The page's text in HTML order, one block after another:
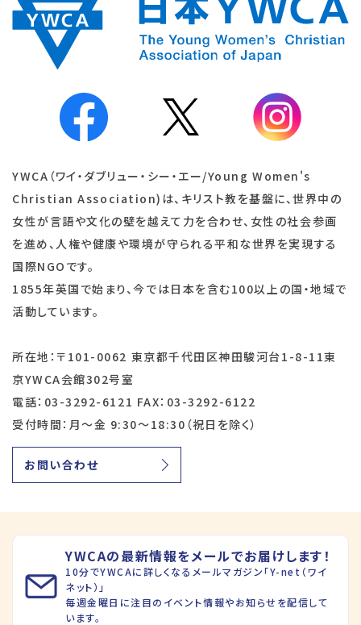
YWCA（ワイ・ダブリュー・シー・エー/Young Women's
Christian Association)は、キリスト教を基盤に、世界中の
女性が言語や文化の壁を越えて力を合わせ、女性の社会参画
を進め、人権や健康や環境が守られる平和な世界を実現する
国際NGOです。
1855年英国で始まり、今では日本を含む100以上の国・地域で
活動しています。
所在地：〒101-0062 東京都千代田区神田駿河台1-8-11東
京YWCA会館302号室
電話：03-3292-6121 FAX：03-3292-6122
受付時間：月～金 9:30～18:30（祝日を除く）
お問い合わせ
YWCAの最新情報をメールでお届けします！
10分でYWCAに詳しくなるメールマガジン「Y-net（ワイ
ネット）」
毎週金曜日に注目のイベント情報やお知らせを配信して
います。